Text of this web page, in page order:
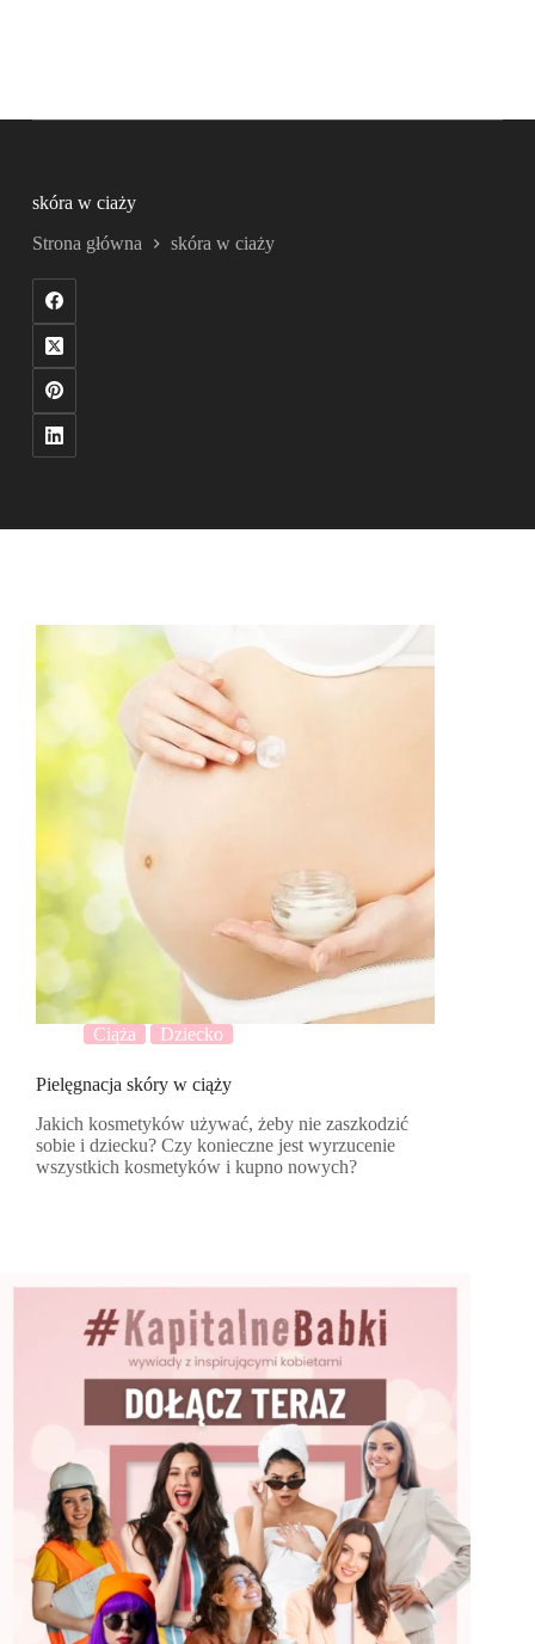
skóra w ciaży
Strona główna skóra w ciaży
Ciąża Dziecko
Pielęgnacja skóry w ciąży
Jakich kosmetyków używać, żeby nie zaszkodzić
sobie i dziecku? Czy konieczne jest wyrzucenie
wszystkich kosmetyków i kupno nowych?